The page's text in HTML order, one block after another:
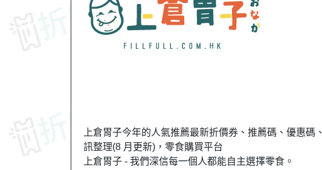
上倉胃子今年的人氣推薦最新折價券、推薦碼、優惠
訊整理(8 月更新)，零食購買平台
上倉胃子 - 我們深信每一個人都能自主選擇零食。